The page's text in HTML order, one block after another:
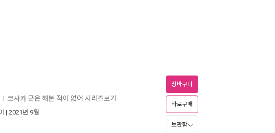
코사카 군은 해본 적이 없어 시리즈보기
| 2021년 9월
장바구니
바로구매
보관함